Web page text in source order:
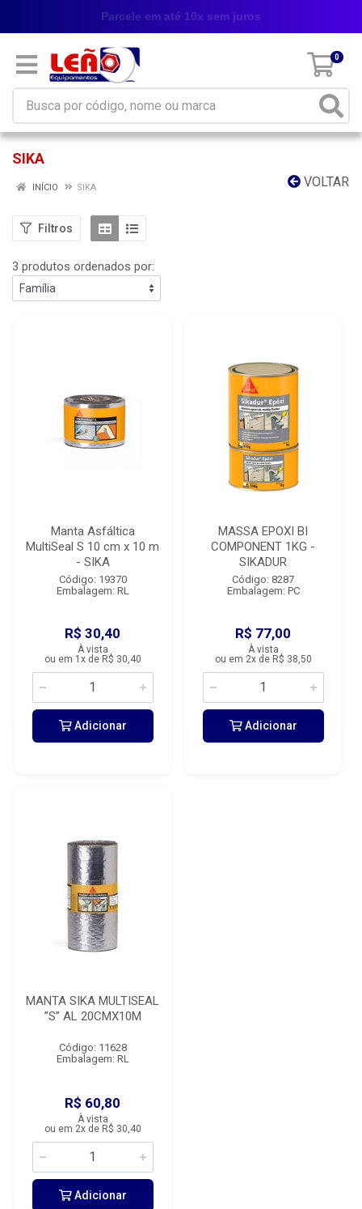
0
Parcele em até 10x sem juros
SIKA
VOLTAR
INÍCIO SIKA
Filtros
3 produtos ordenados por:
Manta Asfáltica
MultiSeal S 10 cm x 10 m
- SIKA
Código: 19370
Embalagem: RL
R$ 30,40
À vista
ou em 1x de R$ 30,40
Adicionar
MASSA EPOXI BI
COMPONENT 1KG -
SIKADUR
Código: 8287
Embalagem: PC
R$ 77,00
À vista
ou em 2x de R$ 38,50
Adicionar
MANTA SIKA MULTISEAL
”S” AL 20CMX10M
Código: 11628
Embalagem: RL
R$ 60,80
À vista
ou em 2x de R$ 30,40
Adicionar